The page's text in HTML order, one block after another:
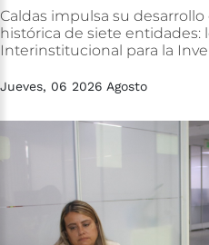
Caldas impulsa su desarrollo
histórica de siete entidades:
Interinstitucional para la
Jueves, 06 2026 Agosto